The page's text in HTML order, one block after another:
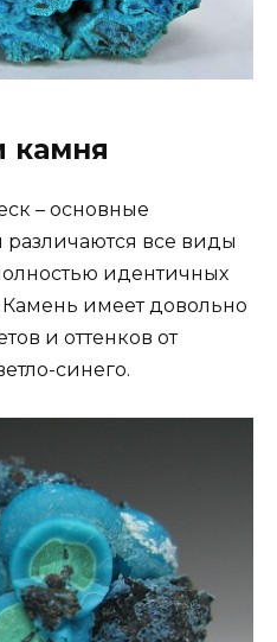
камня
– основные
все виды
идентичных
имеет довольно
и оттенков от
синего.